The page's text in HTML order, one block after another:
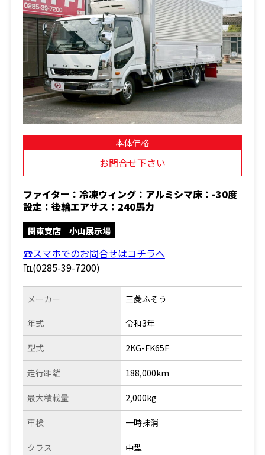
本体価格
お問合せ下さい
ファイター：冷凍ウィング：アルミシマ床：-30度
設定：後輪エアサス：240馬力
関東支店 小山展示場
☎スマホでのお問合せはコチラへ
℡(0285-39-7200)
メーカー
年式
型式
走行距離
三菱ふそう
令和3年
2KG-FK65F
188,000km
最大積載量
車検
クラス
2,000kg
一時抹消
中型